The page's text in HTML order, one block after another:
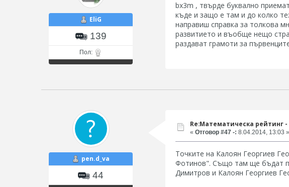
EliG
139
Пол:
bx3m , твърде буквално
къде и защо е там и до колко
направиш справка за толкова
развитието и въобще нещо
раздават грамоти за
pen.d_va
44
Re:Математическа рейтинг -
« Отговор #47 -: 8.04.2014, 13:03 »
Точките на Калоян Георгиев
Фотинов". Също там ще бъдат
Димитров и Калоян Георгиев